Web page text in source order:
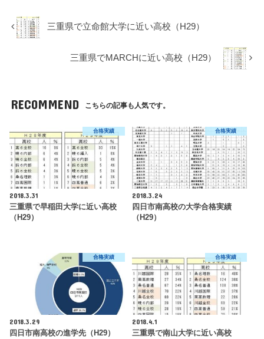
三重県で立命館大学に近い高校（H29）
三重県でMARCHに近い高校（H29）
RECOMMEND こちらの記事も人気です。
合格実績
2018.3.31
三重県で早稲田大学に近い高校
（H29）
合格実績
2018.3.24
四日市南高校の大学合格実績
（H29）
合格実績
2018.3.29
四日市南高校の進学先（H29）
合格実績
2018.4.1
三重県で南山大学に近い高校